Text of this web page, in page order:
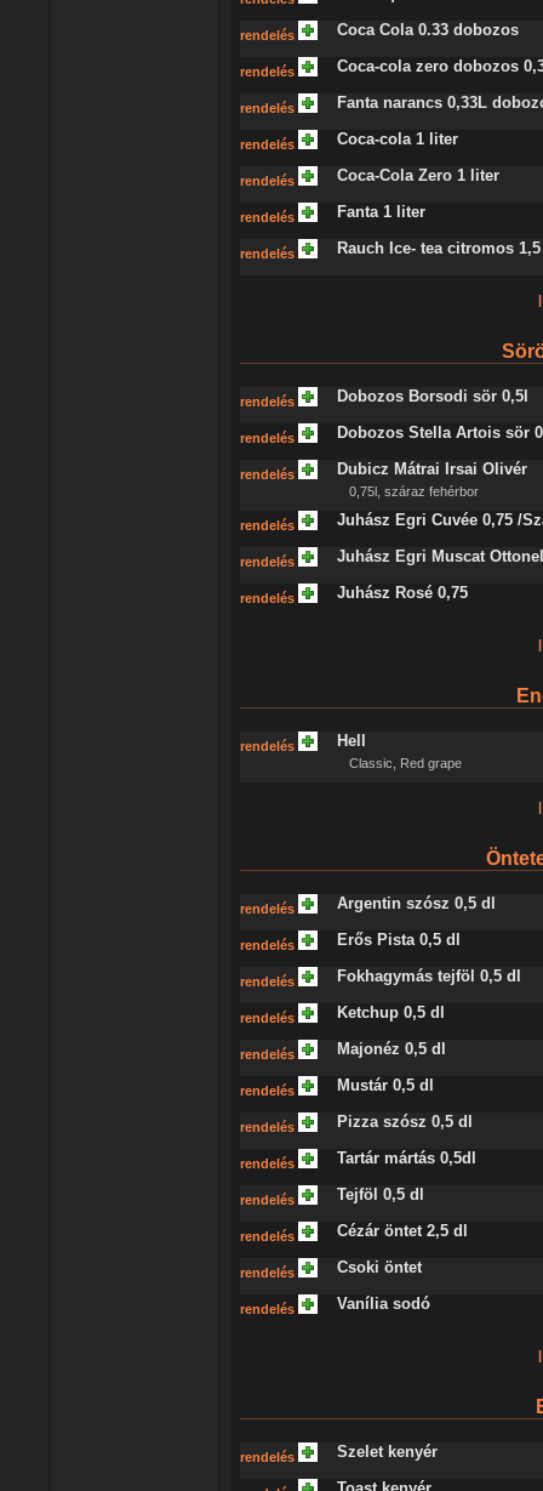
rendelés Coca Cola 0.33 dobozos
rendelés Coca-cola zero dobozos
rendelés Fanta narancs 0,33L
rendelés Coca-cola 1 liter
rendelés Coca-Cola Zero 1 liter
rendelés Fanta 1 liter
rendelés Rauch Ice- tea citromos
rendelés Dobozos Borsodi sör 0,5l
rendelés Dobozos Stella Artois sör
rendelés Dubicz Mátrai Irsai Olivér
0,75l, száraz fehérbor
rendelés Juhász Egri Cuvée 0,75 /
rendelés Juhász Egri Muscat
rendelés Juhász Rosé 0,75
rendelés Hell
Classic, Red grape
rendelés Argentin szósz 0,5 dl
rendelés Erős Pista 0,5 dl
rendelés Fokhagymás tejföl 0,5 dl
rendelés Ketchup 0,5 dl
rendelés Majonéz 0,5 dl
rendelés Mustár 0,5 dl
rendelés Pizza szósz 0,5 dl
rendelés Tartár mártás 0,5dl
rendelés Tejföl 0,5 dl
rendelés Cézár öntet 2,5 dl
rendelés Csoki öntet
rendelés Vanília sodó
rendelés Szelet kenyér